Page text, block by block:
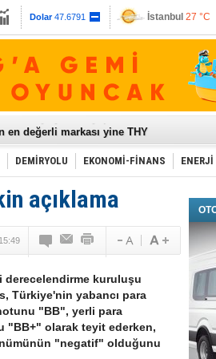
Dolar47.6791
Euro55.1258
İstanbul 27 °C
Ankara31 °C
Projesi'nde sona yaklaşıldı
biyoyakıtını UECC, GoodShipping ile
talep artışı var
düzey atama
en değerli markası yine THY
seyahat süresi 3 saate inecek
projesi ülkeye milyarlarca dolar gelir
üretim artıyor, satış beklentileri yükseldi
800 kişi istihdam edecek
mayıs ayında yüzde 56 azaldı
havalimanında hizmete başladı
gemisi Irak karasularında battı
ile gemi ihracatına hareketlilik
gemisi Çanakkale Boğazı’ndan geçti
DEMİRYOLU EKONOMİ-FİNANS ENERJİ
açıklama
derecelendirme kuruluşu
Türkiye'nin yabancı para
"BB", yerli para
"BB+" olarak teyit ederken,
"negatif" olduğunu